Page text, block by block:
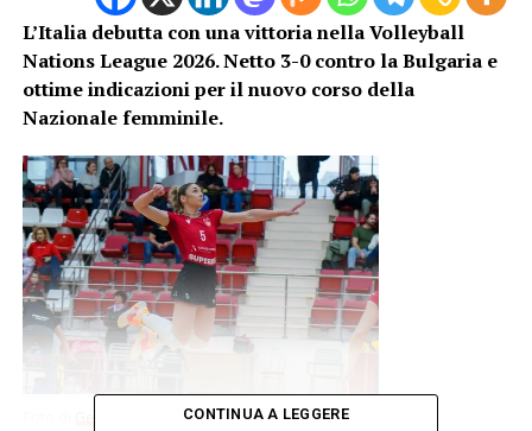
L’Italia debutta con una vittoria nella Volleyball
Nations League 2026. Netto 3-0 contro la Bulgaria e
ottime indicazioni per il nuovo corso della
Nazionale femminile.
Unsplash
CONTINUA A LEGGERE